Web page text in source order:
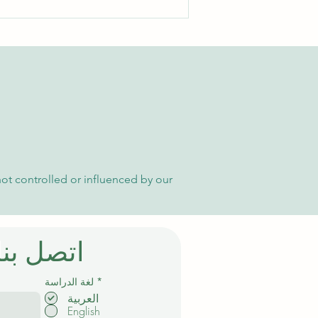
الدليل الشامل للوصول إلى
الدولية الأكاديمية
controlled or influenced by our
اتصل
لغة الدراسة *
العربية
English